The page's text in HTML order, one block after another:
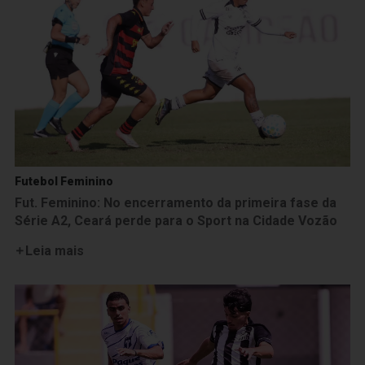
Futebol Feminino
Fut. Feminino: No encerramento da primeira fase da
Série A2, Ceará perde para o Sport na Cidade Vozão
Leia mais